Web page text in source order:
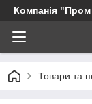
Компанія "Пром
Товари та